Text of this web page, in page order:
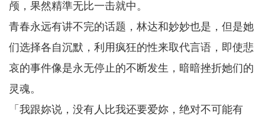
颅，果然精準无比一击就中。
青春永远有讲不完的话题，林达和妙妙也是，但是她
们选择各自沉默，利用疯狂的性来取代言语，即使悲
哀的事件像是永无停止的不断发生，暗暗挫折她们的
灵魂。
「我跟妳说，没有人比我还要爱妳，绝对不可能有